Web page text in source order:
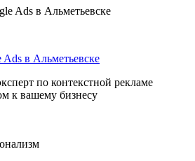
в Альметьевске
по контекстной рекламе
к вашему бизнесу